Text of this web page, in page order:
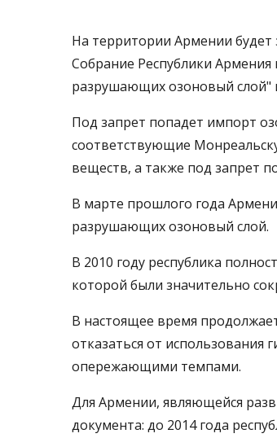
На территории Армении
Собрание Республики
разрушающих озоновый слой"
Под запрет попадет импорт
соответствующие
веществ, а также под запрет
В марте прошлого года
разрушающих озоновый слой.
В 2010 году республика
которой были значительно
В настоящее время
отказаться от использования
опережающими темпами.
Для Армении, являющейся
документа: до 2014 года